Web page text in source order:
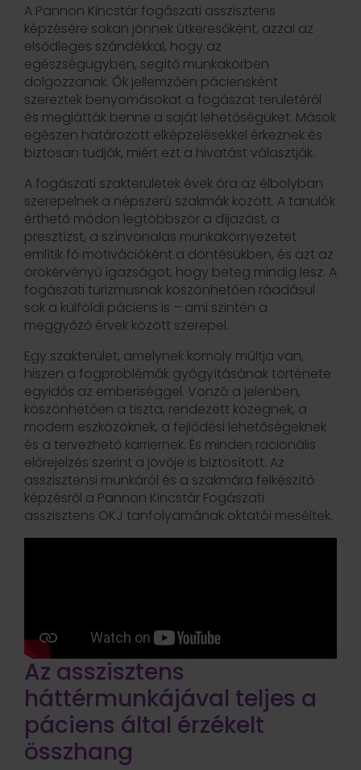
A Pannon Kincstár fogászati asszisztens
képzésére sokan jönnek útkeresőként, azzal az
elsődleges szándékkal, hogy az
egészségügyben, segítő munkakörben
dolgozzanak. Ők jellemzően páciensként
szereztek benyomásokat a fogászat területéről
és meglátták benne a saját lehetőségüket. Mások
egészen határozott elképzelésekkel érkeznek és
biztosan tudják, miért ezt a hivatást választják.
A fogászati szakterületek évek óra az élbolyban
szerepelnek a népszerű szakmák között. A tanulók
érthető módon legtöbbször a díjazást, a
presztízst, a színvonalas munkakörnyezetet
említik fő motivációként a döntésükben, és azt az
örökérvényű igazságot, hogy beteg mindig lesz. A
fogászati turizmusnak köszönhetően ráadásul
sok a külföldi páciens is – ami szintén a
meggyőző érvek között szerepel.
Egy szakterület, amelynek komoly múltja van,
hiszen a fogproblémák gyógyításának története
egyidős az emberiséggel. Vonzó a jelenben,
köszönhetően a tiszta, rendezett közegnek, a
modern eszközöknek, a fejlődési lehetőségeknek
és a tervezhető karriernek. És minden racionális
előrejelzés szerint a jövője is biztosított. Az
asszisztensi munkáról és a szakmára felkészítő
képzésről a Pannon Kincstár Fogászati
asszisztens OKJ tanfolyamának oktatói meséltek.
Az asszisztens
háttérmunkájával teljes a
páciens által érzékelt
összhang